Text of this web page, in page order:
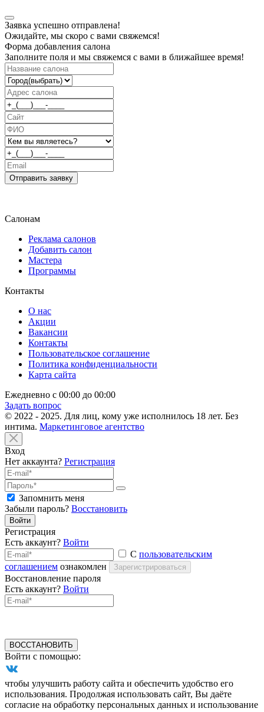
Заявка успешно отправлена!
Ожидайте, мы скоро с вами свяжемся!
Форма добавления салона
Заполните поля и мы свяжемся с вами в ближайшее время!
Отправить заявку
Салонам
Реклама салонов
Добавить салон
Мастера
Программы
Контакты
О нас
Акции
Вакансии
Контакты
Пользовательское соглашение
Политика конфиденциальности
Карта сайта
Ежедневно с 00:00 до 00:00
Задать вопрос
© 2022 - 2025. Для лиц, кому уже исполнилось 18 лет. Без
интима. Маркетинговое агентство
Вход
Нет аккаунта? Регистрация
Запомнить меня
Забыли пароль? Восстановить
Войти
Регистрация
Есть аккаунт? Войти
С пользовательским
соглашением ознакомлен Зарегистрироваться
Восстановление пароля
Есть аккаунт? Войти
ВОССТАНОВИТЬ
Войти с помощью:
чтобы улучшить работу сайта и обеспечить удобство его
использования. Продолжая использовать сайт, Вы даёте
согласие на обработку персональных данных и использование